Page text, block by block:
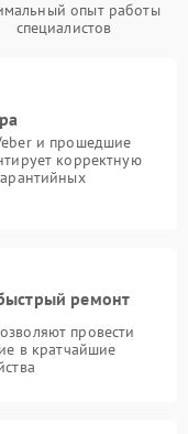
опыт работы
специалистов
и прошедшие
корректную
ремонт
провести
в кратчайшие